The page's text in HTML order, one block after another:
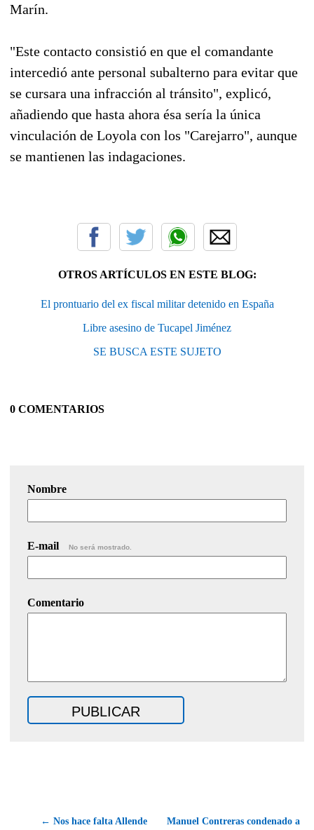
Marín.
"Este contacto consistió en que el comandante
intercedió ante personal subalterno para evitar que
se cursara una infracción al tránsito", explicó,
añadiendo que hasta ahora ésa sería la única
vinculación de Loyola con los "Carejarro", aunque
se mantienen las indagaciones.
OTROS ARTÍCULOS EN ESTE BLOG:
El prontuario del ex fiscal militar detenido en España
Libre asesino de Tucapel Jiménez
SE BUSCA ESTE SUJETO
0 COMENTARIOS
Nombre
E-mail No será mostrado.
Comentario
← Nos hace falta Allende Manuel Contreras condenado a